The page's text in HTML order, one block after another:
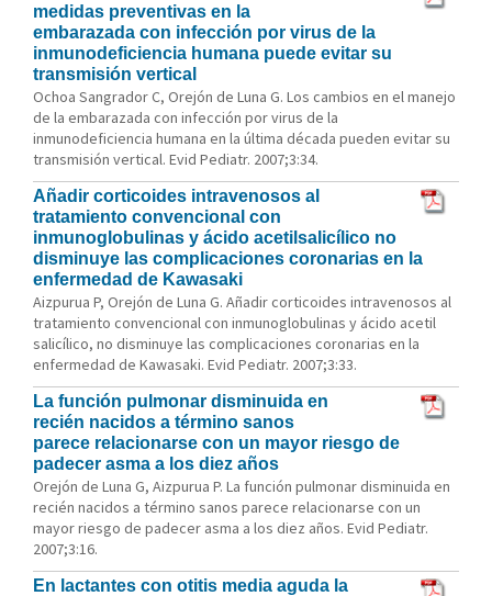
medidas preventivas en la
embarazada con infección por virus de la
inmunodeficiencia humana puede evitar su
transmisión vertical
Ochoa Sangrador C, Orejón de Luna G. Los cambios en el manejo
de la embarazada con infección por virus de la
inmunodeficiencia humana en la última década pueden evitar su
transmisión vertical. Evid Pediatr. 2007;3:34.
Añadir corticoides intravenosos al
tratamiento convencional con
inmunoglobulinas y ácido acetilsalicílico no
disminuye las complicaciones coronarias en la
enfermedad de Kawasaki
Aizpurua P, Orejón de Luna G. Añadir corticoides intravenosos al
tratamiento convencional con inmunoglobulinas y ácido acetil
salicílico, no disminuye las complicaciones coronarias en la
enfermedad de Kawasaki. Evid Pediatr. 2007;3:33.
La función pulmonar disminuida en
recién nacidos a término sanos
parece relacionarse con un mayor riesgo de
padecer asma a los diez años
Orejón de Luna G, Aizpurua P. La función pulmonar disminuida en
recién nacidos a término sanos parece relacionarse con un
mayor riesgo de padecer asma a los diez años. Evid Pediatr.
2007;3:16.
En lactantes con otitis media aguda la